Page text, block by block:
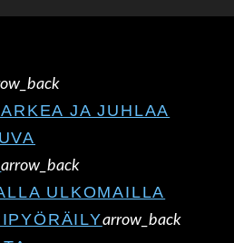
JA JUHLAA
arrow_back
ULKOMAILLA
arrow_back